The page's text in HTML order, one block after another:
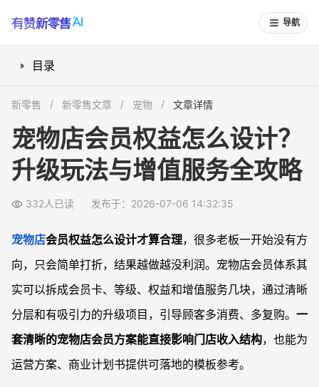
导航
目录
三、宠物店增值服务项目有哪些值得做？
四、宠物店会员方案模板：如何组合实用权益？
宠物店会员权益怎么设计更合理？
小型宠物店适合做什么会员权益方案？
新零售 新零售文章 宠物 文章详情
宠物店会员权益怎么设计？
升级玩法与增值服务全攻略
332人已读 发布于：2026-07-06 14:32:35
宠物店会员权益怎么设计才算合理，很多老板一开始没有方
向，只会简单打折，结果越做越没利润。宠物店会员体系其
实可以拆成会员卡、等级、权益和增值服务几块，通过清晰
分层和有吸引力的升级项目，引导顾客多消费、多复购。 一
套清晰的宠物店会员方案能直接影响门店收入结构，也能为
运营方案、商业计划书提供可落地的模板参考。